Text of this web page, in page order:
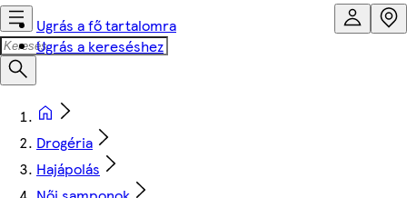
Ugrás a fő tartalomra
Ugrás a kereséshez
Drogéria
Hajápolás